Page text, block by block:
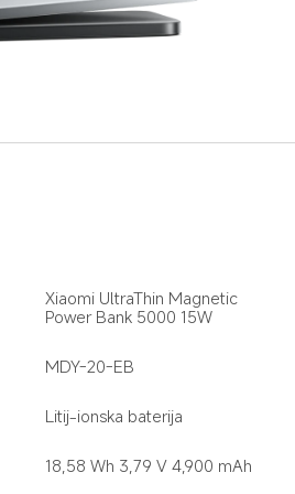
Xiaomi UltraThin Magnetic
Power Bank 5000 15W
MDY-20-EB
Litij-ionska baterija
18,58 Wh 3,79 V 4,900 mAh